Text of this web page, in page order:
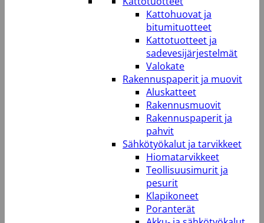
Kattohuovat ja
bitumituotteet
Kattotuotteet ja
sadevesijärjestelmät
Valokate
Rakennuspaperit ja muovit
Aluskatteet
Rakennusmuovit
Rakennuspaperit ja
pahvit
Sähkötyökalut ja tarvikkeet
Hiomatarvikkeet
Teollisuusimurit ja
pesurit
Klapikoneet
Poranterät